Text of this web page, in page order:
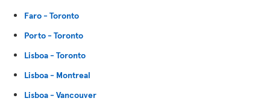
Faro - Toronto
Porto - Toronto
Lisboa - Toronto
Lisboa - Montreal
Lisboa - Vancouver